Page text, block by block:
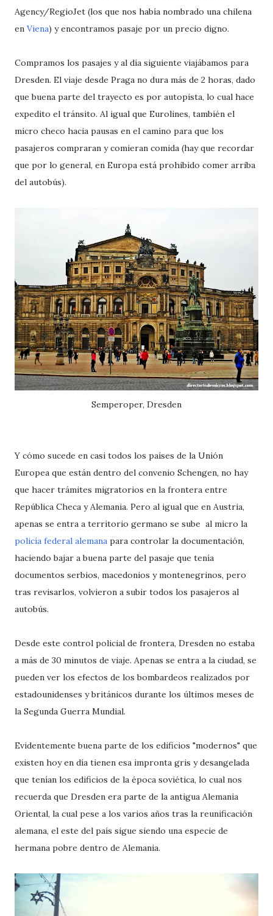
Agency/RegioJet (los que nos había nombrado una chilena
en Viena) y encontramos pasaje por un precio digno.
Compramos los pasajes y al día siguiente viajábamos para
Dresden. El viaje desde Praga no dura más de 2 horas, dado
que buena parte del trayecto es por autopista, lo cual hace
expedito el tránsito. Al igual que Eurolines, también el
micro checo hacia pausas en el camino para que los
pasajeros compraran y comieran comida (hay que recordar
que por lo general, en Europa está prohibido comer arriba
del autobús).
Semperoper, Dresden
Y cómo sucede en casi todos los países de la Unión
Europea que están dentro del convenio Schengen, no hay
que hacer trámites migratorios en la frontera entre
República Checa y Alemania. Pero al igual que en Austria,
apenas se entra a territorio germano se sube al micro la
policía federal alemana para controlar la documentación,
haciendo bajar a buena parte del pasaje que tenía
documentos serbios, macedonios y montenegrinos, pero
tras revisarlos, volvieron a subir todos los pasajeros al
autobús.
Desde este control policial de frontera, Dresden no estaba
a más de 30 minutos de viaje. Apenas se entra a la ciudad, se
pueden ver los efectos de los bombardeos realizados por
estadounidenses y británicos durante los últimos meses de
la Segunda Guerra Mundial.
Evidentemente buena parte de los edificios "modernos" que
existen hoy en día tienen esa impronta gris y desangelada
que tenían los edificios de la época soviética, lo cual nos
recuerda que Dresden era parte de la antigua Alemania
Oriental, la cual pese a los varios años tras la reunificación
alemana, el este del país sigue siendo una especie de
hermana pobre dentro de Alemania.